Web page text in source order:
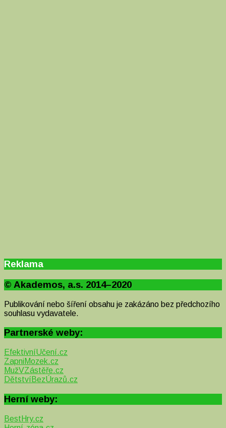
Reklama
© Akademos, a.s. 2014–2020
Publikování nebo šíření obsahu je zakázáno bez předchozího
souhlasu vydavatele.
Partnerské weby:
EfektivníUčení.cz
ZapniMozek.cz
MužVZástěře.cz
DětstvíBezÚrazů.cz
Herní weby:
BestHry.cz